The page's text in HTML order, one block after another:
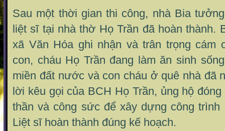
Sau một thời gian thi công, nhà Bia
liệt sĩ tại nhà thờ Họ Trần đã hoàn thành.
xã Văn Hóa ghi nhận và trân trọng cám
con, cháu Họ Trần đang làm ăn sinh
miền đất nước và con cháu ở quê nhà đã
lời kêu gọi của BCH Họ Trần, ủng hộ
thần và công sức để xây dựng công
Liệt sĩ hoàn thành đúng kế hoạch.